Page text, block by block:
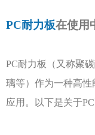
PC耐力板在使用
PC耐力板（又称聚
璃等）作为一种高
应用。以下是关于